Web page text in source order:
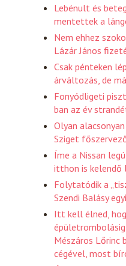
Lebénult és
mentettek a
Nem ehhez
Lázár János
Csak pénteken
árváltozás, de
Fonyódligeti
ban az év
Olyan
Sziget
Íme a Nissan
itthon is kelendő
Folytatódik a
Szendi Balásy
Itt kell élned,
Mészáros Lőrinc
cégével, most